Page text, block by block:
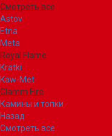
Смотреть все
Astov
Etna
Meta
Royal Flame
Kratki
Kaw-Met
Glamm Fire
Камины и топки
Назад
Смотреть все